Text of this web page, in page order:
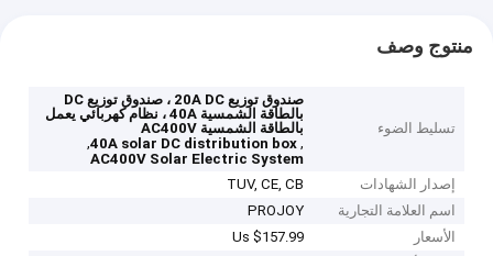
منتوج وصف
تسليط الضوء
صندوق توزيع 20A DC ، صندوق توزيع DC
بالطاقة الشمسية 40A ، نظام كهربائي يعمل
بالطاقة الشمسية AC400V
,
40A solar DC distribution box
,
AC400V Solar Electric System
إصدار الشهادات
TUV, CE, CB
اسم العلامة التجارية
PROJOY
الأسعار
Us $157.99